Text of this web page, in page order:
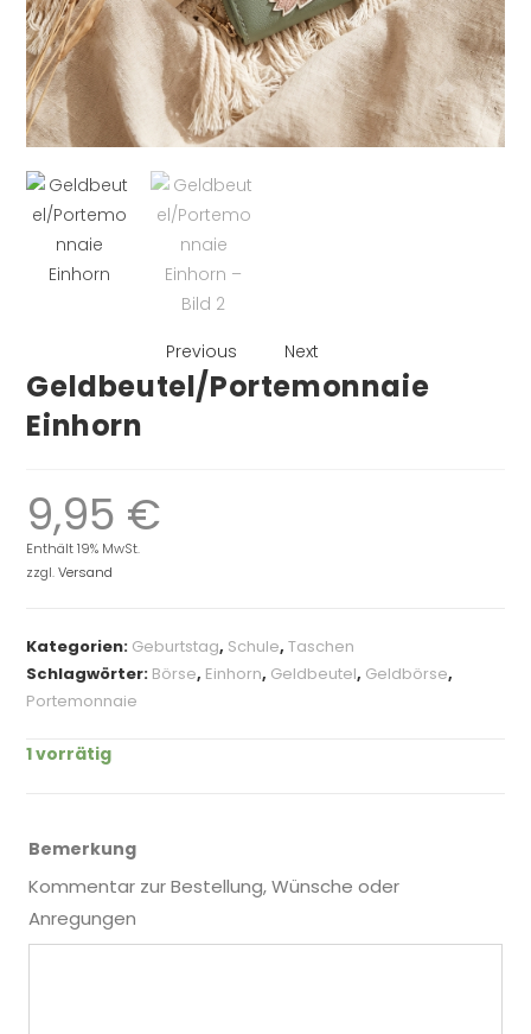
Previous Next
Geldbeutel/Portemonnaie
Einhorn
9,95 €
Enthält 19% MwSt.
zzgl.Versand
Kategorien: Geburtstag, Schule,Taschen
Schlagwörter: Börse, Einhorn, Geldbeutel, Geldbörse,
Portemonnaie
1 vorrätig
Bemerkung
Kommentar zur Bestellung, Wünsche oder
Anregungen